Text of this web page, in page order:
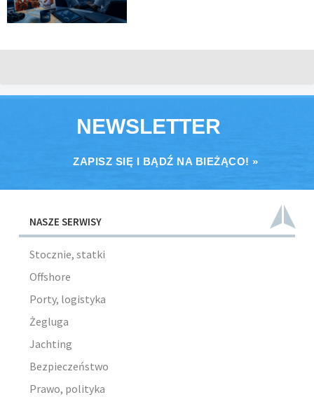
NEWSLETTER
ZAPISZ SIĘ I BĄDŹ NA BIEŻĄCO! »
NASZE SERWISY
Stocznie, statki
Offshore
Porty, logistyka
Żegluga
Jachting
Bezpieczeństwo
Prawo, polityka